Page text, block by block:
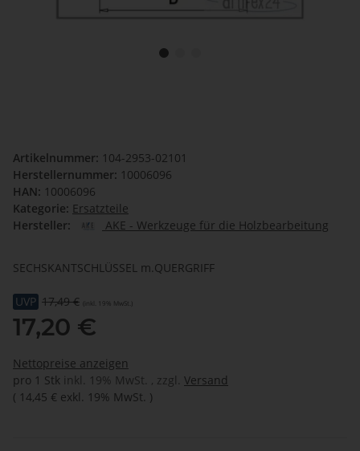
Artikelnummer: 104-2953-02101
Herstellernummer: 10006096
HAN: 10006096
Kategorie: Ersatzteile
Hersteller:
AKE - Werkzeuge für die Holzbearbeitung
SECHSKANTSCHLÜSSEL m.QUERGRIFF
UVP 17,49 € (inkl. 19% MwSt.)
17,20 €
Nettopreise anzeigen
pro 1 Stk inkl. 19% MwSt. , zzgl. Versand
( 14,45 € exkl. 19% MwSt. )